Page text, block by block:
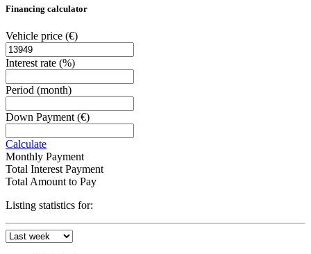
Financing calculator
Vehicle price (€)
Interest rate (%)
Period (month)
Down Payment (€)
Calculate
Monthly Payment
Total Interest Payment
Total Amount to Pay
Listing statistics for: